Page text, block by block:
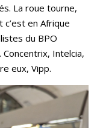
La roue tourne,
en Afrique
du BPO
Intelcia,
eux, Vipp.